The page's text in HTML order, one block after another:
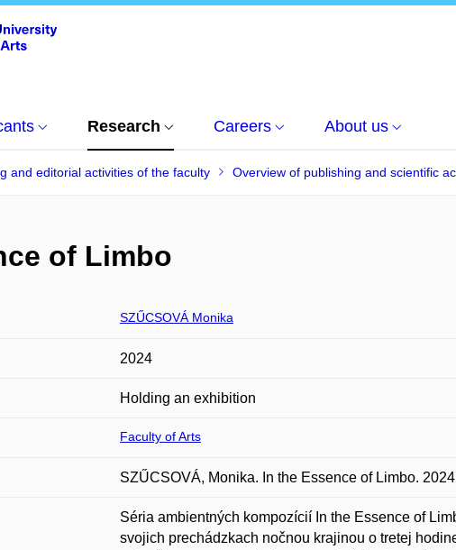
Research Careers About us
and editorial activities of the faculty Overview of publishing and scientific
of Limbo
SZŰCSOVÁ Monika
2024
Holding an exhibition
Faculty of Arts
SZŰCSOVÁ, Monika. In the Essence of Limbo.
Séria ambientných kompozícií In the Essence of
svojich prechádzkach nočnou krajinou o tretej